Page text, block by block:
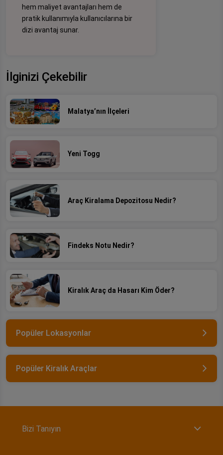
hem maliyet avantajları hem de
pratik kullanımıyla kullanıcılarına bir
dizi avantaj sunar.
İlginizi Çekebilir
Malatya’nın İlçeleri
Yeni Togg
Araç Kiralama Depozitosu Nedir?
Findeks Notu Nedir?
Kiralık Araç da Hasarı Kim Öder?
Popüler Lokasyonlar
Popüler Kiralık Araçlar
Bizi Tanıyın